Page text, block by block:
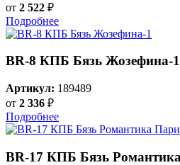
от 2 522 ₽
Подробнее
BR-8 КПБ Бязь Жозефина-1
Артикул: 189489
от 2 336 ₽
Подробнее
BR-17 КПБ Бязь